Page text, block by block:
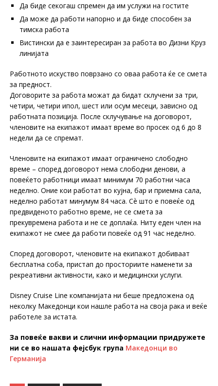
Да биде секогаш спремен да им услужи на гостите
Да може да работи напорно и да биде способен за
тимска работа
Вистински да е заинтересиран за работа во Дизни Круз
линијата
Работното искуство поврзано со оваа работа ќе се смета
за предност.
Договорите за работа можат да бидат склучени за три,
четири, четири ипол, шест или осум месеци, зависно од
работната позиција. После склучување на договорот,
членовите на екипажот имаат време во просек од 6 до 8
недели да се спремат.
Членовите на екипажот имаат ограничено слободно
време – според договорот нема слободни денови, а
повеќето работници имаат минимум 70 работни часа
неделно. Оние кои работат во кујна, бар и приемна сала,
неделно работат минумум 84 часа. Сѐ што е повеќе од
предвиденото работно време, не се смета за
прекувремена работа и не се доплаќа. Ниту еден член на
екипажот не смее да работи повеќе од 91 час неделно.
Според договорот, членовите на екипажот добиваат
бесплатна соба, пристап до просториите наменети за
рекреативни активности, како и медицински услуги.
Disney Cruise Line компанијата ни беше предложена од
неколку Македонци кои нашле работа на своја рака и веќе
работеле за истата.
За повеќе вакви и слични информации придружете
ни се во нашата фејсбук група Македонци во
Германија